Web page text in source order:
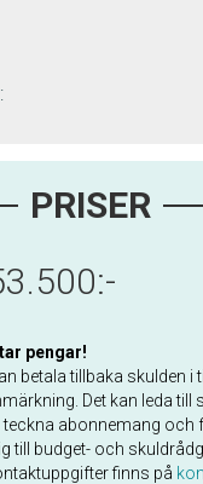
PRISER
pengar!
betala tillbaka skulden i
Det kan leda till
abonnemang och
till budget- och
finns på